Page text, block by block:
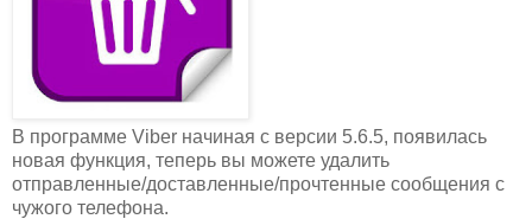
В программе Viber начиная с версии 5.6.5, появилась
новая функция, теперь вы можете удалить
отправленные/доставленные/прочтенные сообщения с
чужого телефона.